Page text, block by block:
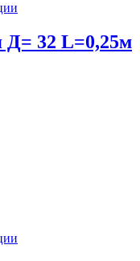
Д= 32 L=0,25м